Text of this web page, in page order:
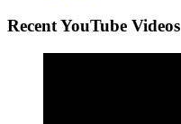
Recent YouTube Videos